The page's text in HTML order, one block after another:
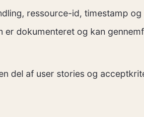
ressource-id, timestamp og
er dokumenteret og kan
del af user stories og